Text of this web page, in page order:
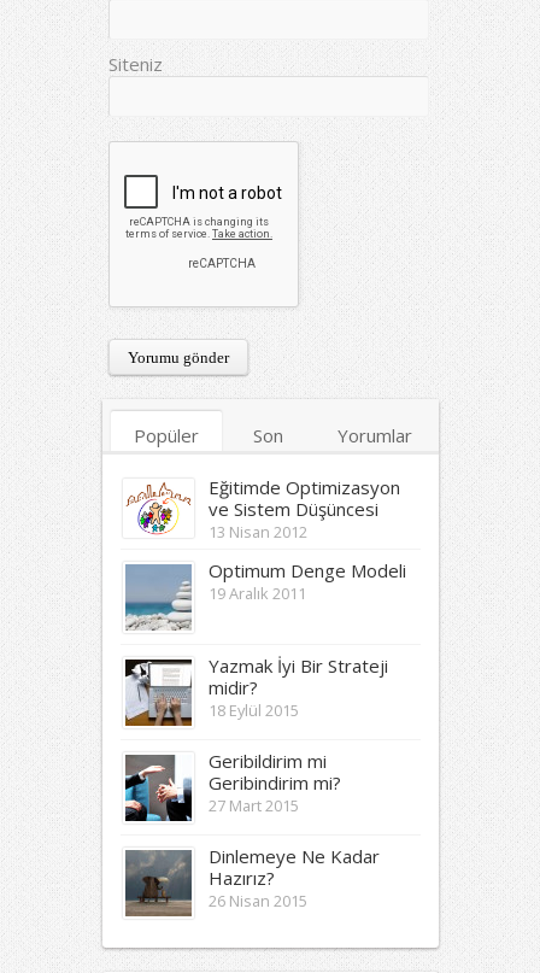
Siteniz
Popüler Son
Yorumlar
Etiketler
Eğitimde Optimizasyon
ve Sistem Düşüncesi
13 Nisan 2012
Optimum Denge Modeli
19 Aralık 2011
Yazmak İyi Bir Strateji
midir?
18 Eylül 2015
Geribildirim mi
Geribindirim mi?
27 Mart 2015
Dinlemeye Ne Kadar
Hazırız?
26 Nisan 2015